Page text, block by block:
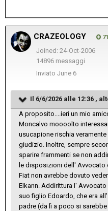
CRAZEOLOGY
Joined: 24-Oct-2006
14896 messaggi
Inviato June 6
Il 6/6/2026 alle 12:36 ,
A proposito....ieri un mio
Moncalvo moooolto
usucapione rischia
giudizio. Inoltre, sempre
sparire frammenti se non
le disposizioni dell' Avvocato
Fiat non avrebbe dovuto
Elkann. Addirittura l'
suo figlio Edoardo, che era
padre (da lì a poco si